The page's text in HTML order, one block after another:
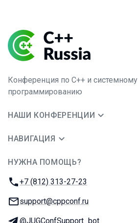
Конференция по C++ и системному
программированию
НАШИ КОНФЕРЕНЦИИ
НАВИГАЦИЯ
НУЖНА ПОМОЩЬ?
Телефон:
+7 (812) 313-27-23
E-mail:
support@cppconf.ru
Телеграм:
@JUGConfSupport_bot